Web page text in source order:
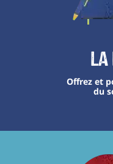
Offrez et
du